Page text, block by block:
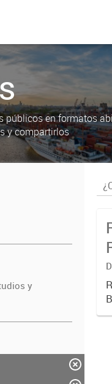
públicos en formatos
y compartirlos
y